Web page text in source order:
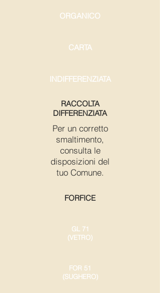
ORGANICO
CARTA
INDIFFERENZIATA
RACCOLTA
DIFFERENZIATA
Per un corretto
smaltimento,
consulta le
disposizioni del
tuo Comune.
FORFICE
GL 71
(VETRO)
FOR 51
(SUGHERO)